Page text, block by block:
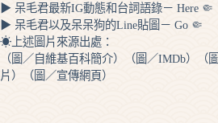
▶ 呆毛君最新IG動態和台詞語錄－ Here 🤏
▶ 呆毛君以及呆呆狗的Line貼圖－ Go 🤏
☀上述圖片來源出處：
（圖／自維基百科簡介）（圖／IMDb）（
片）（圖／宣傳網頁）